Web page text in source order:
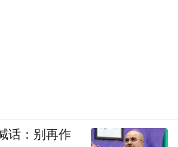
话：别再作